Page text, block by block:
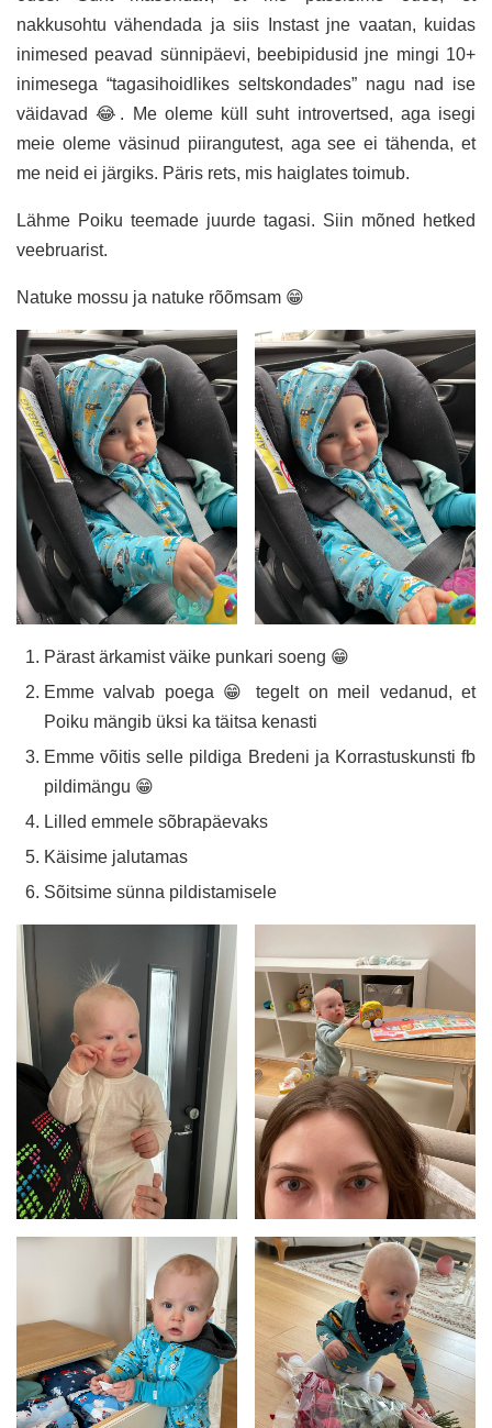
nakkusohtu vähendada ja siis Instast jne vaatan, kuidas
inimesed peavad sünnipäevi, beebipidusid jne mingi 10+
inimesega “tagasihoidlikes seltskondades” nagu nad ise
väidavad 😂. Me oleme küll suht introvertsed, aga isegi
meie oleme väsinud piirangutest, aga see ei tähenda, et
me neid ei järgiks. Päris rets, mis haiglates toimub.
Lähme Poiku teemade juurde tagasi. Siin mõned hetked
veebruarist.
Natuke mossu ja natuke rõõmsam 😁
Pärast ärkamist väike punkari soeng 😁
Emme valvab poega 😁 tegelt on meil vedanud, et
Poiku mängib üksi ka täitsa kenasti
Emme võitis selle pildiga Bredeni ja Korrastuskunsti fb
pildimängu 😁
Lilled emmele sõbrapäevaks
Käisime jalutamas
Sõitsime sünna pildistamisele